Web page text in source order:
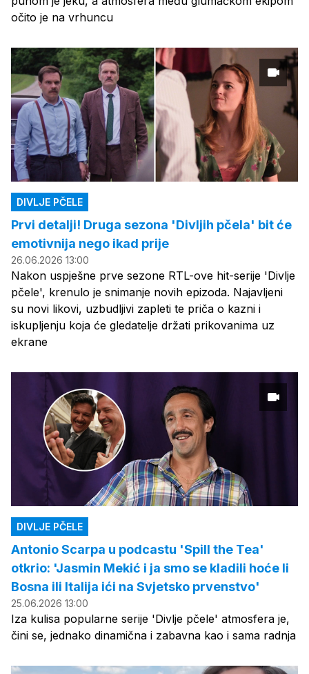
očito je na vrhuncu
DIVLJE PČELE
Prvi detalji! Druga sezona 'Divljih pčela' bit će
emotivnija nego ikad prije
26.06.2026 13:00
Nakon uspješne prve sezone RTL-ove hit-serije 'Divlje
pčele', krenulo je snimanje novih epizoda. Najavljeni
su novi likovi, uzbudljivi zapleti te priča o kazni i
iskupljenju koja će gledatelje držati prikovanima uz
ekrane
DIVLJE PČELE
Antonio Scarpa u podcastu 'Spill the Tea'
otkrio: 'Jasmin Mekić i ja smo se kladili hoće li
Bosna ili Italija ići na Svjetsko prvenstvo'
25.06.2026 13:00
Iza kulisa popularne serije 'Divlje pčele' atmosfera je,
čini se, jednako dinamična i zabavna kao i sama radnja